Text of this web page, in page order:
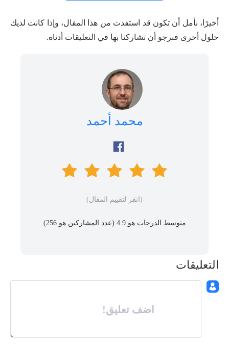
أخيرًا، نأمل أن تكون قد استفدت من هذا المقال، وإذا كانت لديك
حلول أخرى فنرجو أن تشاركنا بها في التعليقات أدناه.
محمد أحمد
(انقر لتقييم المقال)
متوسط ​​الدرجات هو 4.9 (عدد المشاركين هو 256
)
التعليقات
اضف تعليق!